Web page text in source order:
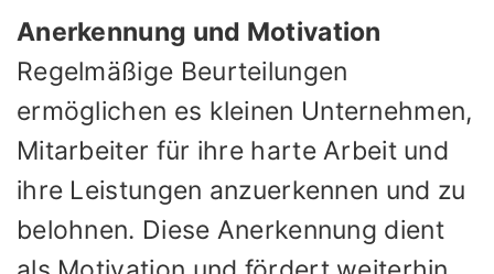
Anerkennung und Motivation
Regelmäßige Beurteilungen
ermöglichen es kleinen Unternehmen,
Mitarbeiter für ihre harte Arbeit und
ihre Leistungen anzuerkennen und zu
belohnen. Diese Anerkennung dient